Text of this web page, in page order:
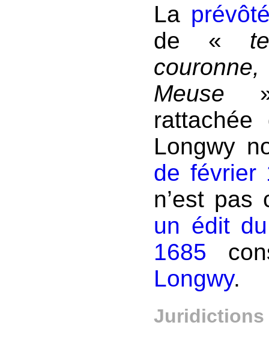
La
de «
Meuse »
Longwy
de février
n’est pas
un édit
1685
Longwy.
Juridictions